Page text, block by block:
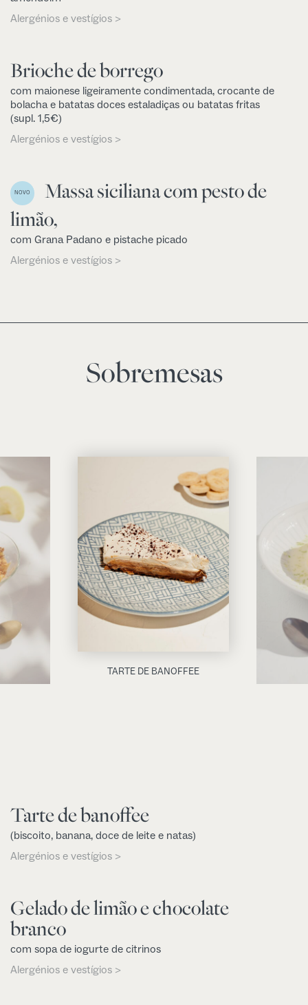
Alergénios e vestígios >
Brioche de borrego
com maionese ligeiramente condimentada, crocante de
bolacha e batatas doces estaladiças ou batatas fritas
(supl. 1,5€)
Alergénios e vestígios >
NOVO
Massa siciliana com pesto de
limão,
com Grana Padano e pistache picado
Alergénios e vestígios >
Sobremesas
TARTE DE BANOFFEE
Tarte de banoffee
(biscoito, banana, doce de leite e natas)
Alergénios e vestígios >
Gelado de limão e chocolate
branco
com sopa de iogurte de citrinos
Alergénios e vestígios >